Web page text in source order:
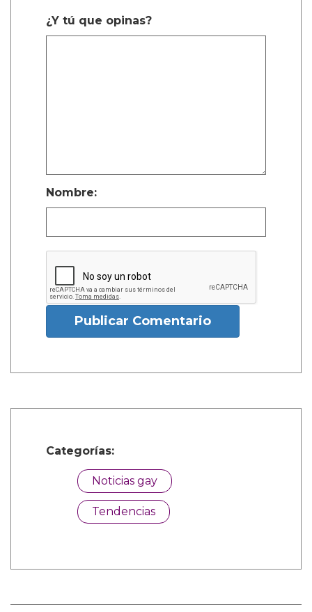
¿Y tú que opinas?
Nombre:
Publicar Comentario
Categorías:
Noticias gay
Tendencias